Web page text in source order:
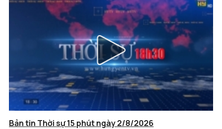
Bản tin Thời sự 15 phút ngày 2/8/2026